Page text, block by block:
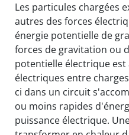
Les particules chargées
autres des forces
énergie potentielle de
forces de gravitation ou
potentielle électrique est
électriques entre
ci dans un circuit
ou moins rapides
puissance électrique.